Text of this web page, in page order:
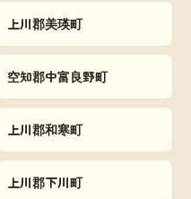
上川郡美瑛町
空知郡中富良野町
上川郡和寒町
上川郡下川町